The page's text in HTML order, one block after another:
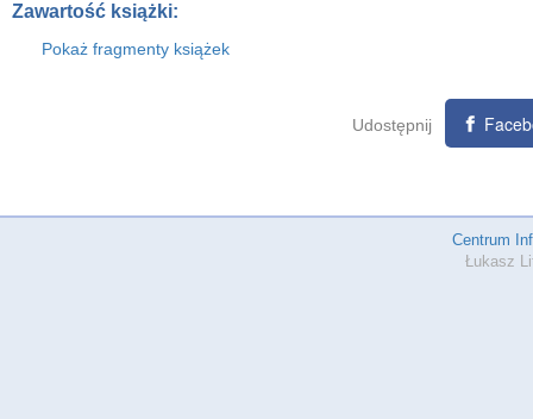
Zawartość książki:
Pokaż fragmenty książek
Udostępnij
Centrum
Łukasz